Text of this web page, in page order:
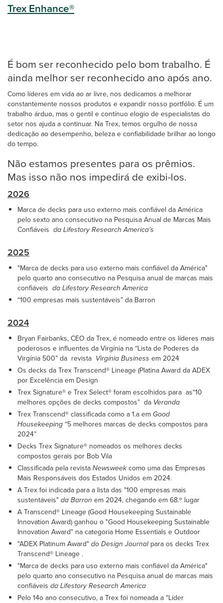
Trex Enhance®
É bom ser reconhecido pelo bom trabalho. É
ainda melhor ser reconhecido ano após ano.
Como líderes em vida ao ar livre, nos dedicamos a melhorar
constantemente nossos produtos e expandir nosso portfólio. É um
trabalho árduo, mas o gentil e contínuo elogio de especialistas do
setor nos ajuda a continuar. Na Trex, temos orgulho de nossa
dedicação ao desempenho, beleza e confiabilidade brilhar ao longo
do tempo.
Não estamos presentes para os prêmios.
Mas isso não nos impedirá de exibi-los.
2026
Marca de decks para uso externo mais confiável da América
pelo sexto ano consecutivo na Pesquisa Anual de Marcas Mais
Confiáveis da Lifestory Research America’s
2025
"Marca de decks para uso externo mais confiável da América"
pelo quarto ano consecutivo na Pesquisa anual de marcas mais
confiáveis da Lifestory Research America
“100 empresas mais sustentáveis” da Barron
2024
Bryan Fairbanks, CEO da Trex, é nomeado entre os líderes mais
poderosos e influentes da Virgínia na “Lista de Poderes da
Virgínia 500” da revista Virgínia Business em 2024
Os decks da Trex Transcend® Lineage (Platina Award da ADEX
por Excelência em Design
Trex Signature® e Trex Select® foram escolhidos para as“10
melhores opções de decks compostos” da Veranda
Trex Transcend® classificada como a 1.a em Good
Housekeeping“5 melhores marcas de decks compostos para
2024”
Decks Trex Signature® nomeados os melhores decks
compostos gerais por Bob Vila
Classificada pela revistaNewsweekcomo uma das Empresas
Mais Responsáveis dos Estados Unidos em 2024.
A Trex foi indicada para a lista das "100 empresas mais
sustentáveis" da Barron em 2024, chegando em 68.º lugar
A Transcend® Lineage (Good Housekeeping Sustainable
Innovation Award) ganhou o "Good Housekeeping Sustainable
Innovation Award" na categoria Home Essentials e Outdoor
"ADEX Platinum Award" do Design Journalpara os decks Trex
Transcend® Lineage .
"Marca de decks para uso externo mais confiável da América"
pelo quarto ano consecutivo na Pesquisa anual de marcas mais
confiáveis da Lifestory Research America
Pelo 14o ano consecutivo, a Trex foi nomeada a "Líder